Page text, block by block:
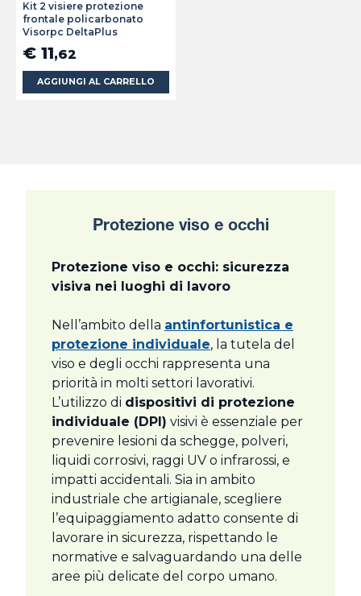
Kit 2 visiere protezione
frontale policarbonato
Visorpc DeltaPlus
€ 11,62
AGGIUNGI AL CARRELLO
Protezione viso e occhi
Protezione viso e occhi: sicurezza
visiva nei luoghi di lavoro
Nell’ambito della antinfortunistica e
protezione individuale, la tutela del
viso e degli occhi rappresenta una
priorità in molti settori lavorativi.
L’utilizzo di dispositivi di protezione
individuale (DPI) visivi è essenziale per
prevenire lesioni da schegge, polveri,
liquidi corrosivi, raggi UV o infrarossi, e
impatti accidentali. Sia in ambito
industriale che artigianale, scegliere
l’equipaggiamento adatto consente di
lavorare in sicurezza, rispettando le
normative e salvaguardando una delle
aree più delicate del corpo umano.